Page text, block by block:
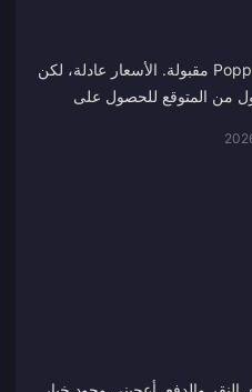
كانت تجربة شراء Poppo Coins مقبولة. الأسعار عادلة، لكن
من المتوقع للحصول على